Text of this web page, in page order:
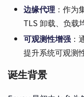
边缘代理 ：作为
TLS 卸载、负载
可观测性增强 ：
提升系统可观测性
诞生背景